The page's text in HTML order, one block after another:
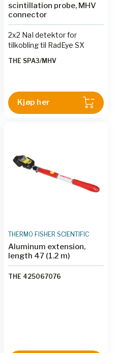
scintillation probe, MHV
connector
2x2 NaI detektor for
tilkobling til RadEye SX
THE SPA3/MHV
Kjøp her
THERMO FISHER SCIENTIFIC
Aluminum extension,
length 47 (1.2 m)
THE 425067076